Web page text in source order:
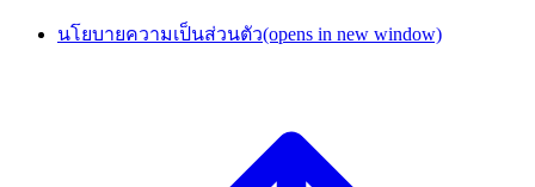
นโยบายความเป็นส่วนตัว(opens in new window)